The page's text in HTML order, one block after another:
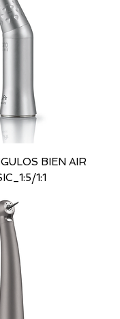
BIEN AIR
1:1